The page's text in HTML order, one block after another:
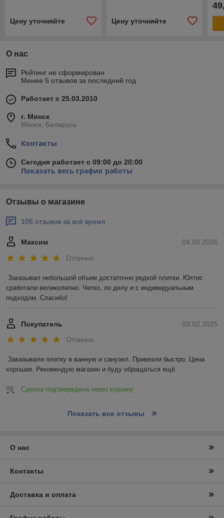
Цену уточняйте Цену уточняйте
О нас
Рейтинг не сформирован
Менее 5 отзывов за последний год
Работает с 25.03.2010
г. Минск
Минск, Беларусь
Контакты
Сегодня работает с 09:00 до 20:00
Показать весь график работы
Отзывы о магазине
105 отзывов за всё время
04.08.2026
Максим
Отлично
Заказывал небольшой объем достаточно редкой плитки. Юлтис
сработали великолепно. Четко, по делу и с индивидуальным
подходом. Спасибо!
03.02.2025
Покупатель
Отлично
Заказывали плитку в ванную и санузел. Привезли быстро. Цена
хорошая. Рекомендую магазин и буду обращаться ещё.
Сделка подтверждена через корзину
Показать все отзывы
О нас
Контакты
Доставка и оплата